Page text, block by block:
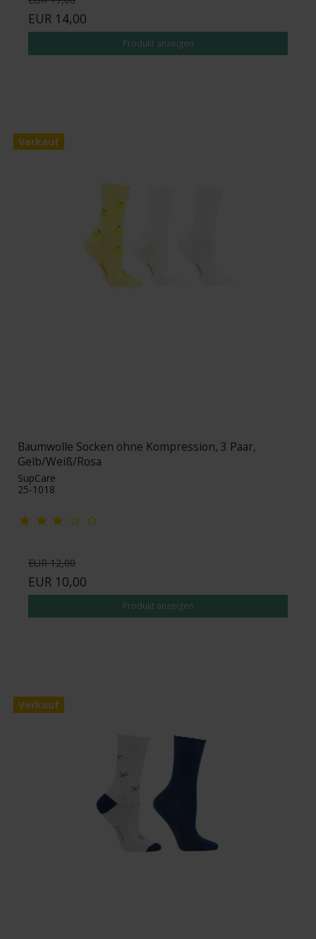
EUR 14,00
Produkt anzeigen
Verkauf
Baumwolle Socken ohne Kompression, 3 Paar,
Gelb/Weiß/Rosa
SupCare
25-1018
EUR 12,00
EUR 10,00
Produkt anzeigen
Verkauf